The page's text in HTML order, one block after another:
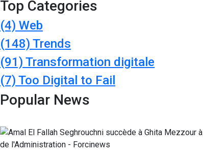
Top Categories
(4) Web
(148) Trends
(91) Transformation digitale
(7) Too Digital to Fail
Popular News